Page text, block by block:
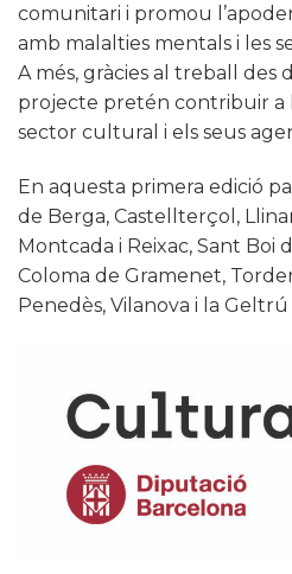
comunitari i promou
amb malalties mentals i les
A més, gràcies al treball des
projecte pretén contribuir a
sector cultural i els seus
En aquesta primera edició
de Berga, Castellterçol,
Montcada i Reixac, Sant Boi
Coloma de Gramenet,
Penedès, Vilanova i la